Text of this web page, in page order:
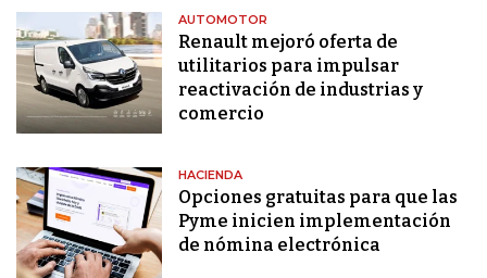
AUTOMOTOR
Renault mejoró oferta de
utilitarios para impulsar
reactivación de industrias y
comercio
HACIENDA
Opciones gratuitas para que las
Pyme inicien implementación
de nómina electrónica